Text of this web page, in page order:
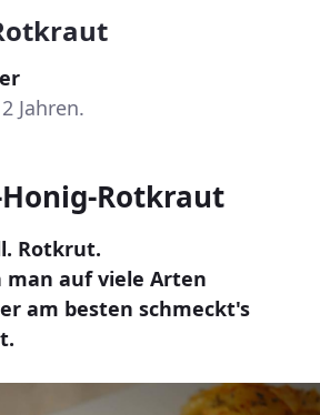
Jahren.
Rotkraut
Rotkrut.
auf viele Arten
am besten schmeckt's